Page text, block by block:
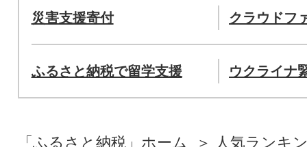
災害支援寄付 クラウドフ
ふるさと納税で留学支援 ウクライナ
「ふるさと納税」ホーム
人気ランキ